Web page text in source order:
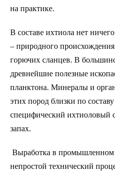
на практике.
В составе ихтиола нет
– природного
горючих сланцев. В
древнейшие полезные
планктона. Минералы и
этих пород близки по
специфический ихтиоловый
запах.
Выработка в промышленном
непростой технический